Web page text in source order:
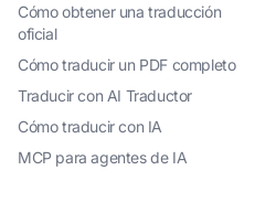
Cómo obtener una traducción
oficial
Cómo traducir un PDF completo
Traducir con AI Traductor
Cómo traducir con IA
MCP para agentes de IA